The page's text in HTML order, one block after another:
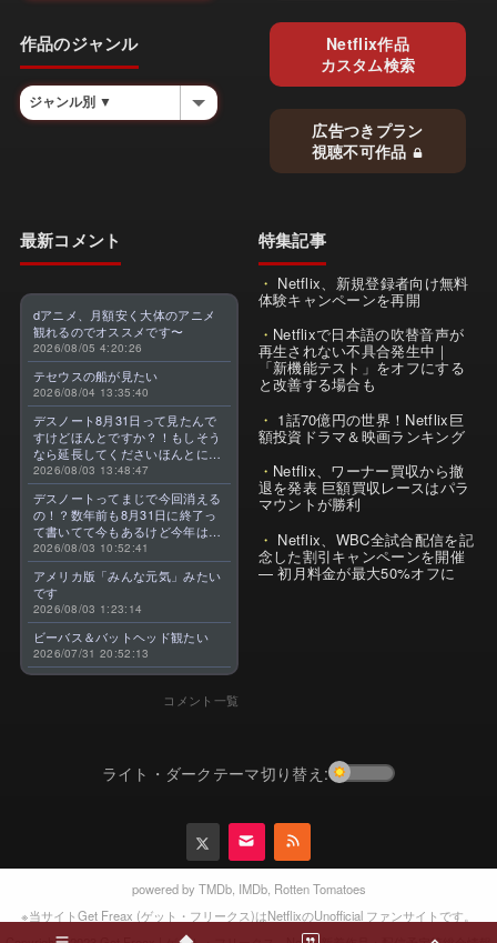
作品のジャンル
Netflix作品
カスタム検索
広告つきプラン
視聴不可作品
最新コメント
dアニメ、月額安く大体のアニメ
観れるのでオススメです〜
2026/08/05 4:20:26
テセウスの船が見たい
2026/08/04 13:35:40
デスノート8月31日って見たんで
すけどほんとですか？！もしそう
なら延長してくださいほんとに大
好きなんです😭
2026/08/03 13:48:47
デスノートってまじで今回消える
の！？数年前も8月31日に終了っ
て書いてて今もあるけど今年はま
じのやつ！？よくわからん！！で
きればなくならないでほしい！平
成アニメを振り返らせてくれっ
っ！！！！！！！
2026/08/03 10:52:41
アメリカ版「みんな元気」みたい
です
2026/08/03 1:23:14
ビーバス＆バットヘッド観たい
2026/07/31 20:52:13
コメント一覧
特集記事
Netflix、新規登録者向け無料
体験キャンペーンを再開
Netflixで日本語の吹替音声が
再生されない不具合発生中｜
「新機能テスト」をオフにする
と改善する場合も
1話70億円の世界！Netflix巨
額投資ドラマ＆映画ランキング
Netflix、ワーナー買収から撤
退を発表 巨額買収レースはパラ
マウントが勝利
Netflix、WBC全試合配信を記
念した割引キャンペーンを開催
— 初月料金が最大50%オフに
ライト・ダークテーマ切り替え:
powered by TMDb, IMDb, Rotten Tomatoes
※当サイトGet Freax (ゲット・フリークス)はNetflixのUnofficial ファンサイトです。